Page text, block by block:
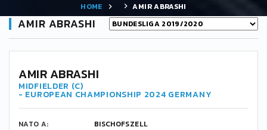
HOME AMIR ABRASHI
AMIR ABRASHI
-
AMIR ABRASHI
MIDFIELDER (C)
- EUROPEAN CHAMPIONSHIP 2024 GERMANY
NATO A:
BISCHOFSZELL